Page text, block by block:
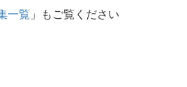
一覧 」もご覧ください